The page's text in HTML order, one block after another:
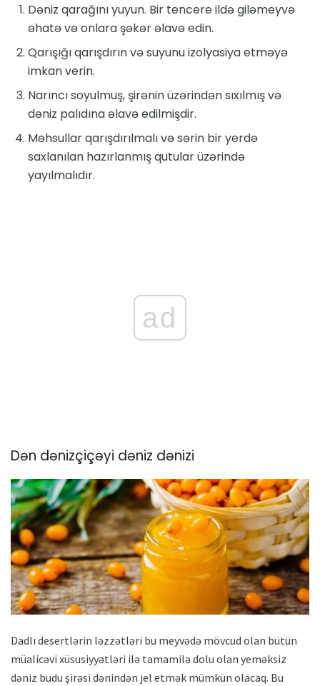
Dəniz qarağını yuyun. Bir tencere ildə giləmeyvə
əhatə və onlara şəkər əlavə edin.
Qarışığı qarışdırın və suyunu izolyasiya etməyə
imkan verin.
Narıncı soyulmuş, şirənin üzərindən sıxılmış və
dəniz palıdına əlavə edilmişdir.
Məhsullar qarışdırılmalı və sərin bir yerdə
saxlanılan hazırlanmış qutular üzərində
yayılmalıdır.
ad
Dən dənizçiçəyi dəniz dənizi
Dadlı desertlərin ləzzətləri bu meyvədə mövcud olan bütün
müalicəvi xüsusiyyətləri ilə tamamilə dolu olan yeməksiz
dəniz budu şirəsi dənindən jel etmək mümkün olacaq. Bu